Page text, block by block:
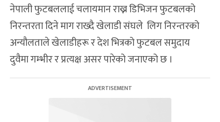
नेपाली फुटबललाई चलायमान राख्न डिभिजन फुटबलको
निरन्तरता दिने माग राख्दै खेलाडी संघले लिग निरन्तरको
अन्यौलताले खेलाडीहरू र देश भित्रको फुटबल समुदाय
दुवैमा गम्भीर र प्रत्यक्ष असर पारेको जनाएको छ ।